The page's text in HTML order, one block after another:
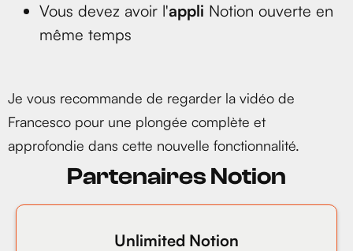
Vous devez avoir l'appli Notion ouverte en
même temps
Je vous recommande de regarder la vidéo de
Francesco pour une plongée complète et
approfondie dans cette nouvelle fonctionnalité.
Partenaires Notion
Unlimited Notion